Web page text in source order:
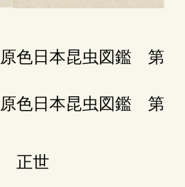
色日本昆虫図鑑 第
色日本昆虫図鑑 第
正世